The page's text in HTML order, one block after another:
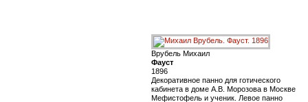
Врубель Михаил
Фауст
1896
Декоративное панно для готического
кабинета в доме А.В. Морозова в Москве
Мефистофель и ученик. Левое панно